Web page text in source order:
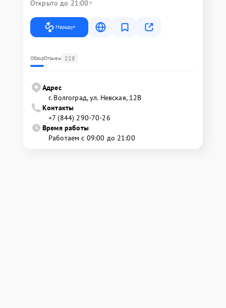
Открыто до 21:00
Маршрут
ОбзорОтзывы 228
Адрес
г. Волгоград, ул. Невская, 12В
Контакты
+7 (844) 290-70-26
Время работы
Работаем с 09:00 до 21:00